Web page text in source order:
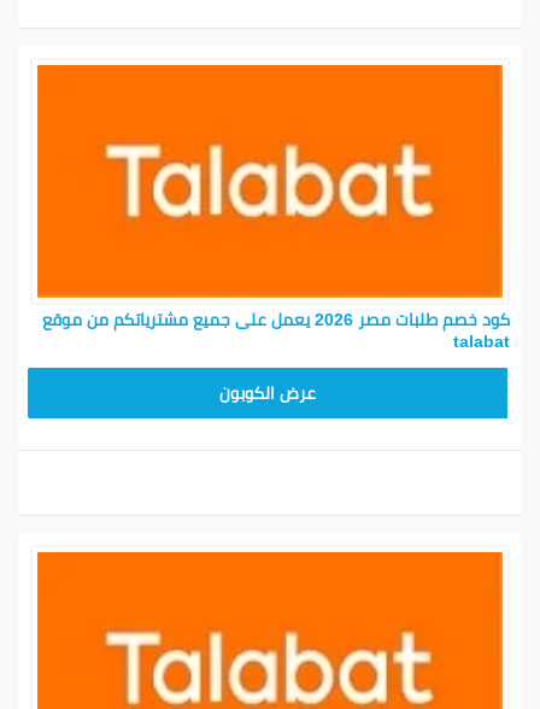
كود خصم طلبات مصر 2026 يعمل على جميع مشترياتكم من موقع
talabat
عرض الكوبون